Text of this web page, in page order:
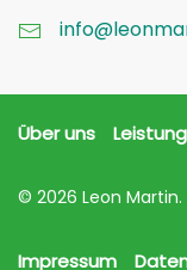
Über uns
© 2026 Leon
Impressum